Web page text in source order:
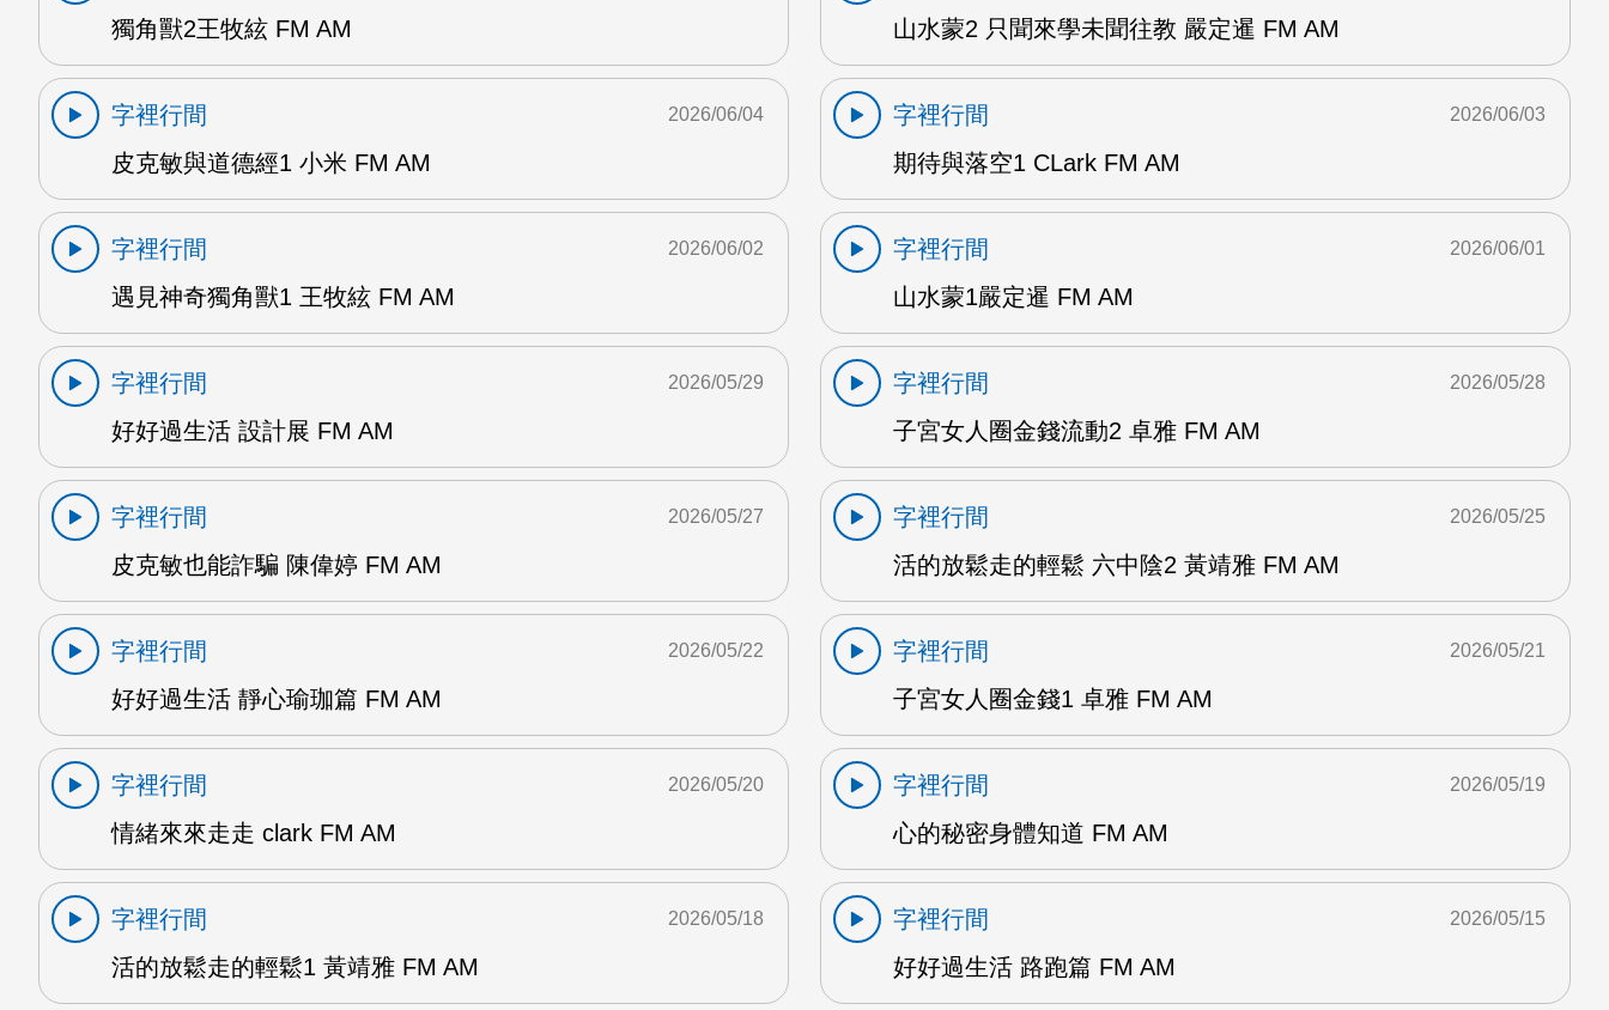
獨角獸2王牧絃 FM AM
山水蒙2 只聞來學未聞往教 嚴定暹 FM AM
字裡行間
皮克敏與道德經1 小米 FM AM
2026/06/04
字裡行間
期待與落空1 CLark FM AM
2026/06/03
字裡行間
遇見神奇獨角獸1 王牧絃 FM AM
2026/06/02
字裡行間
山水蒙1嚴定暹 FM AM
2026/06/01
字裡行間
好好過生活 設計展 FM AM
2026/05/29
字裡行間
子宮女人圈金錢流動2 卓雅 FM AM
2026/05/28
字裡行間
皮克敏也能詐騙 陳偉婷 FM AM
2026/05/27
字裡行間
活的放鬆走的輕鬆 六中陰2 黃靖雅 FM AM
2026/05/25
字裡行間
好好過生活 靜心瑜珈篇 FM AM
2026/05/22
字裡行間
子宮女人圈金錢1 卓雅 FM AM
2026/05/21
字裡行間
情緒來來走走 clark FM AM
2026/05/20
字裡行間
心的秘密身體知道 FM AM
2026/05/19
字裡行間
活的放鬆走的輕鬆1 黃靖雅 FM AM
2026/05/18
字裡行間
好好過生活 路跑篇 FM AM
2026/05/15